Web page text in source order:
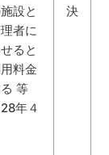
設と
者に
ると
料金
等
年４
決